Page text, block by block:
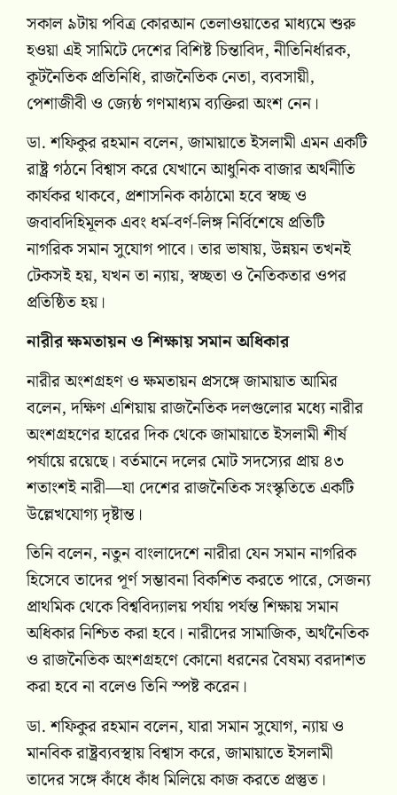
সকাল ৯টায় পবিত্র কোরআন তেলাওয়াতের মাধ্যমে শুরু
হওয়া এই সামিটে দেশের বিশিষ্ট চিন্তাবিদ, নীতিনির্ধারক,
কূটনৈতিক প্রতিনিধি, রাজনৈতিক নেতা, ব্যবসায়ী,
পেশাজীবী ও জ্যেষ্ঠ গণমাধ্যম ব্যক্তিরা অংশ নেন।
ডা. শফিকুর রহমান বলেন, জামায়াতে ইসলামী এমন একটি
রাষ্ট্র গঠনে বিশ্বাস করে যেখানে আধুনিক বাজার অর্থনীতি
কার্যকর থাকবে, প্রশাসনিক কাঠামো হবে স্বচ্ছ ও
জবাবদিহিমূলক এবং ধর্ম-বর্ণ-লিঙ্গ নির্বিশেষে প্রতিটি
নাগরিক সমান সুযোগ পাবে। তার ভাষায়, উন্নয়ন তখনই
টেকসই হয়, যখন তা ন্যায়, স্বচ্ছতা ও নৈতিকতার ওপর
প্রতিষ্ঠিত হয়।
নারীর ক্ষমতায়ন ও শিক্ষায় সমান অধিকার
নারীর অংশগ্রহণ ও ক্ষমতায়ন প্রসঙ্গে জামায়াত আমির
বলেন, দক্ষিণ এশিয়ায় রাজনৈতিক দলগুলোর মধ্যে নারীর
অংশগ্রহণের হারের দিক থেকে জামায়াতে ইসলামী শীর্ষ
পর্যায়ে রয়েছে। বর্তমানে দলের মোট সদস্যের প্রায় ৪৩
শতাংশই নারী—যা দেশের রাজনৈতিক সংস্কৃতিতে একটি
উল্লেখযোগ্য দৃষ্টান্ত।
তিনি বলেন, নতুন বাংলাদেশে নারীরা যেন সমান নাগরিক
হিসেবে তাদের পূর্ণ সম্ভাবনা বিকশিত করতে পারে, সেজন্য
প্রাথমিক থেকে বিশ্ববিদ্যালয় পর্যায় পর্যন্ত শিক্ষায় সমান
অধিকার নিশ্চিত করা হবে। নারীদের সামাজিক, অর্থনৈতিক
ও রাজনৈতিক অংশগ্রহণে কোনো ধরনের বৈষম্য বরদাশত
করা হবে না বলেও তিনি স্পষ্ট করেন।
ডা. শফিকুর রহমান বলেন, যারা সমান সুযোগ, ন্যায় ও
মানবিক রাষ্ট্রব্যবস্থায় বিশ্বাস করে, জামায়াতে ইসলামী
তাদের সঙ্গে কাঁধে কাঁধ মিলিয়ে কাজ করতে প্রস্তুত।